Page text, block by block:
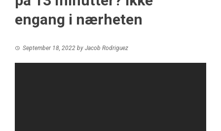
engang i nærheten
September 18, 2022 by Jacob Rodriguez